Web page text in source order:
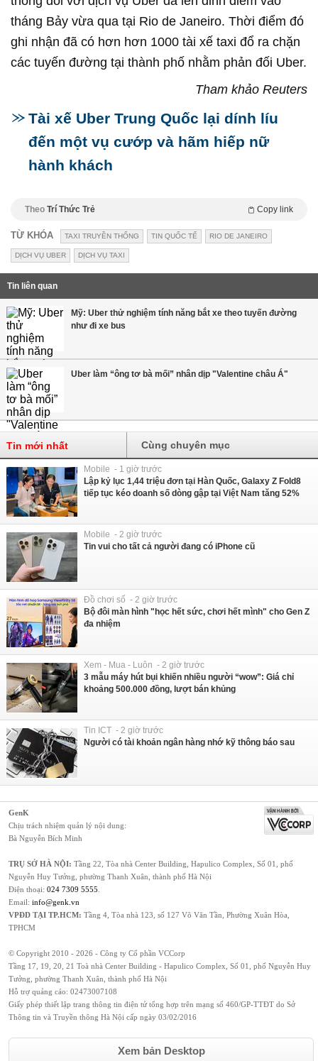
tháng Bảy vừa qua tại Rio de Janeiro. Thời điểm đó
ghi nhận đã có hơn hơn 1000 tài xế taxi đổ ra chặn
các tuyến đường tại thành phố nhằm phản đối Uber.
Tham khảo Reuters
Tài xế Uber Trung Quốc lại dính líu
đến một vụ cướp và hãm hiếp nữ
hành khách
Theo Trí Thức Trẻ Copy link
TỪ KHÓA TAXI TRUYỀN THỐNG TIN QUỐC TẾ RIO DE JANEIRO
DỊCH VỤ UBER DỊCH VỤ TAXI
Tin liên quan
Mỹ: Uber thử nghiệm tính năng bắt xe theo tuyến đường
như đi xe bus
Uber làm “ông tơ bà mối” nhân dịp "Valentine châu Á"
Tin mới nhất Cùng chuyên mục
Mobile - 1 giờ trước
Lập kỷ lục 1,44 triệu đơn tại Hàn Quốc, Galaxy Z Fold8
tiếp tục kéo doanh số dòng gập tại Việt Nam tăng 52%
Mobile - 2 giờ trước
Tin vui cho tất cả người đang có iPhone cũ
Đồ chơi số - 2 giờ trước
Bộ đôi màn hình "học hết sức, chơi hết mình" cho Gen Z
đa nhiệm
Xem - Mua - Luôn - 2 giờ trước
3 mẫu máy hút bụi khiến nhiều người “wow”: Giá chỉ
khoảng 500.000 đồng, lượt bán khủng
Tin ICT - 2 giờ trước
Người có tài khoản ngân hàng nhớ kỹ thông báo sau
GenK
Chịu trách nhiệm quản lý nội dung:
Bà Nguyễn Bích Minh
TRỤ SỞ HÀ NỘI: Tầng 22, Tòa nhà Center Building, Hapulico Complex, Số 01, phố
Nguyễn Huy Tưởng, phường Thanh Xuân, thành phố Hà Nội
Điện thoại: 024 7309 5555
Email: info@genk.vn
VPĐD TẠI TP.HCM: Tầng 4, Tòa nhà 123, số 127 Võ Văn Tần, Phường Xuân Hòa,
TPHCM
© Copyright 2010 - 2026 - Công ty Cổ phần VCCorp
Tầng 17, 19, 20, 21 Toà nhà Center Building - Hapulico Complex, Số 01, phố Nguyễn Huy
Tưởng, phường Thanh Xuân, thành phố Hà Nội
Hỗ trợ quảng cáo: 02473007108
Giấy phép thiết lập trang thông tin điện tử tổng hợp trên mạng số 460/GP-TTĐT do Sở
Thông tin và Truyền thông Hà Nội cấp ngày 03/02/2016
Xem bản Desktop